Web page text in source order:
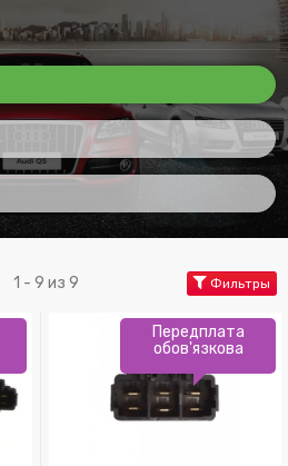
1 - 9 из 9 Фильтры
Передплата
обов'язкова